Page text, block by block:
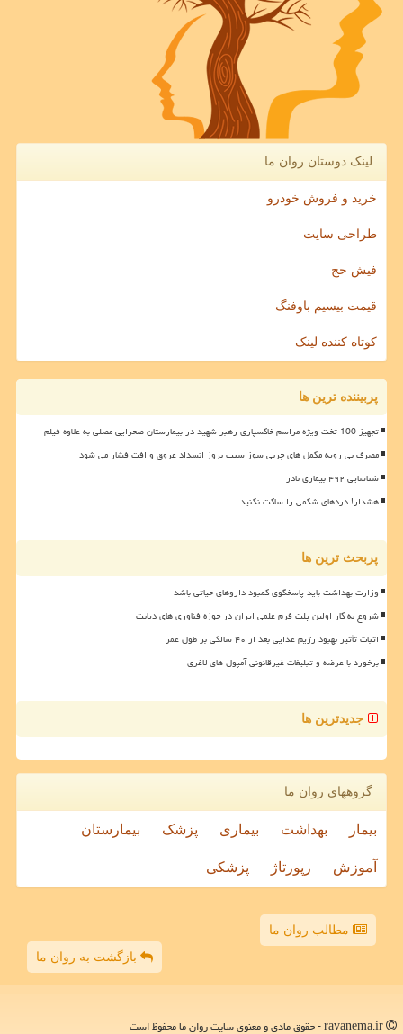
لینک دوستان روان ما
خرید و فروش خودرو
طراحی سایت
فیش حج
قیمت بیسیم باوفنگ
کوتاه کننده لینک
پربیننده ترین ها
تجهیز 100 تخت ویژه مراسم خاکسپاری رهبر شهید در بیمارستان صحرایی مصلی به علاوه فیلم
مصرف بی رویه مکمل های چربی سوز سبب بروز انسداد عروق و افت فشار می شود
شناسایی ۴۹۲ بیماری نادر
هشدار! دردهای شکمی را ساکت نکنید
پربحث ترین ها
وزارت بهداشت باید پاسخگوی کمبود داروهای حیاتی باشد
شروع به کار اولین پلت فرم علمی ایران در حوزه فناوری های دیابت
اثبات تأثیر بهبود رژیم غذایی بعد از ۴۰ سالگی بر طول عمر
برخورد با عرضه و تبلیغات غیرقانونی آمپول های لاغری
جدیدترین ها
گروههای روان ما
بیمار بهداشت بیماری پزشک بیمارستان
آموزش رپورتاژ پزشکی
مطالب روان ما
بازگشت به روان ما